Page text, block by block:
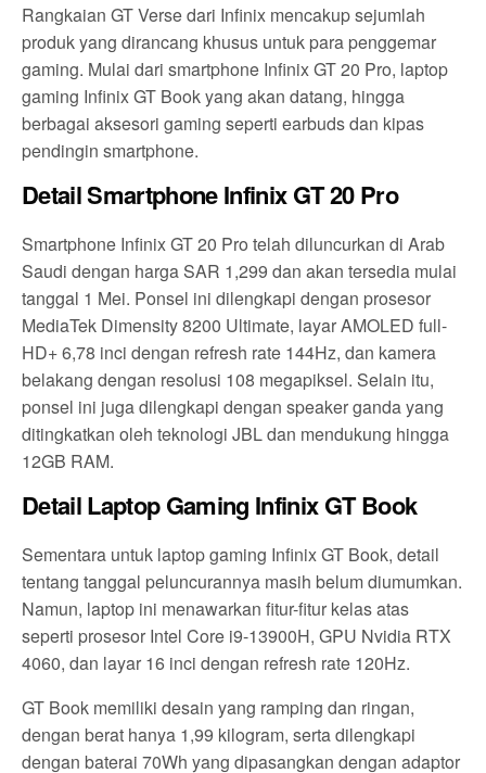
Rangkaian GT Verse dari Infinix mencakup sejumlah
produk yang dirancang khusus untuk para penggemar
gaming. Mulai dari smartphone Infinix GT 20 Pro, laptop
gaming Infinix GT Book yang akan datang, hingga
berbagai aksesori gaming seperti earbuds dan kipas
pendingin smartphone.
Detail Smartphone Infinix GT 20 Pro
Smartphone Infinix GT 20 Pro telah diluncurkan di Arab
Saudi dengan harga SAR 1,299 dan akan tersedia mulai
tanggal 1 Mei. Ponsel ini dilengkapi dengan prosesor
MediaTek Dimensity 8200 Ultimate, layar AMOLED full-
HD+ 6,78 inci dengan refresh rate 144Hz, dan kamera
belakang dengan resolusi 108 megapiksel. Selain itu,
ponsel ini juga dilengkapi dengan speaker ganda yang
ditingkatkan oleh teknologi JBL dan mendukung hingga
12GB RAM.
Detail Laptop Gaming Infinix GT Book
Sementara untuk laptop gaming Infinix GT Book, detail
tentang tanggal peluncurannya masih belum diumumkan.
Namun, laptop ini menawarkan fitur-fitur kelas atas
seperti prosesor Intel Core i9-13900H, GPU Nvidia RTX
4060, dan layar 16 inci dengan refresh rate 120Hz.
GT Book memiliki desain yang ramping dan ringan,
dengan berat hanya 1,99 kilogram, serta dilengkapi
dengan baterai 70Wh yang dipasangkan dengan adaptor